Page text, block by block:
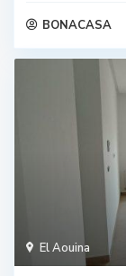
BONACASA
El Aouina